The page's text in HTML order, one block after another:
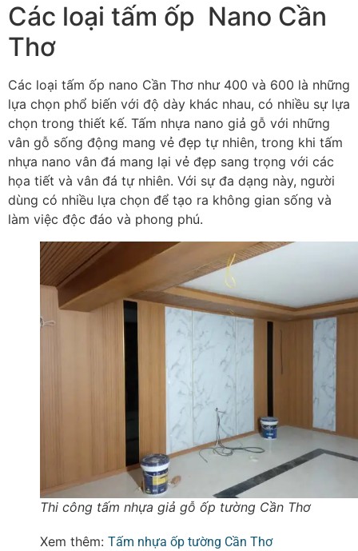
Các loại tấm ốp Nano Cần
Thơ
Các loại tấm ốp nano Cần Thơ như 400 và 600 là những
lựa chọn phổ biến với độ dày khác nhau, có nhiều sự lựa
chọn trong thiết kế. Tấm nhựa nano giả gỗ với những
vân gỗ sống động mang vẻ đẹp tự nhiên, trong khi tấm
nhựa nano vân đá mang lại vẻ đẹp sang trọng với các
họa tiết và vân đá tự nhiên. Với sự đa dạng này, người
dùng có nhiều lựa chọn để tạo ra không gian sống và
làm việc độc đáo và phong phú.
Thi công tấm nhựa giả gỗ ốp tường Cần Thơ
Xem thêm: Tấm nhựa ốp tường Cần Thơ